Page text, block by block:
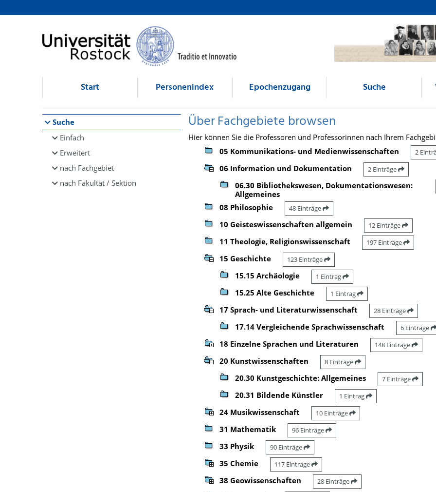
Browsen
direkt zum Inhalt
Start Personenindex Epochenzugang Suche
Suche
Einfach
Erweitert
nach Fachgebiet
nach Fakultät / Sektion
Über Fachgebiete browsen
Hier können Sie die Professoren und Professorinnen nach Ihrem
05 Kommunikations- und Medienwissenschaften
2
06 Information und Dokumentation 2 Einträge
06.30 Bibliothekswesen, Dokumentationswesen:
Allgemeines
08 Philosophie 48 Einträge
10 Geisteswissenschaften allgemein 12 Einträge
11 Theologie, Religionswissenschaft 197 Einträge
15 Geschichte 123 Einträge
15.15 Archäologie 1 Eintrag
15.25 Alte Geschichte 1 Eintrag
17 Sprach- und Literaturwissenschaft 28 Einträge
17.14 Vergleichende Sprachwissenschaft 6 Einträge
18 Einzelne Sprachen und Literaturen 148 Einträge
20 Kunstwissenschaften 8 Einträge
20.30 Kunstgeschichte: Allgemeines 7 Einträge
20.31 Bildende Künstler 1 Eintrag
24 Musikwissenschaft 10 Einträge
31 Mathematik 96 Einträge
33 Physik 90 Einträge
35 Chemie 117 Einträge
38 Geowissenschaften 28 Einträge